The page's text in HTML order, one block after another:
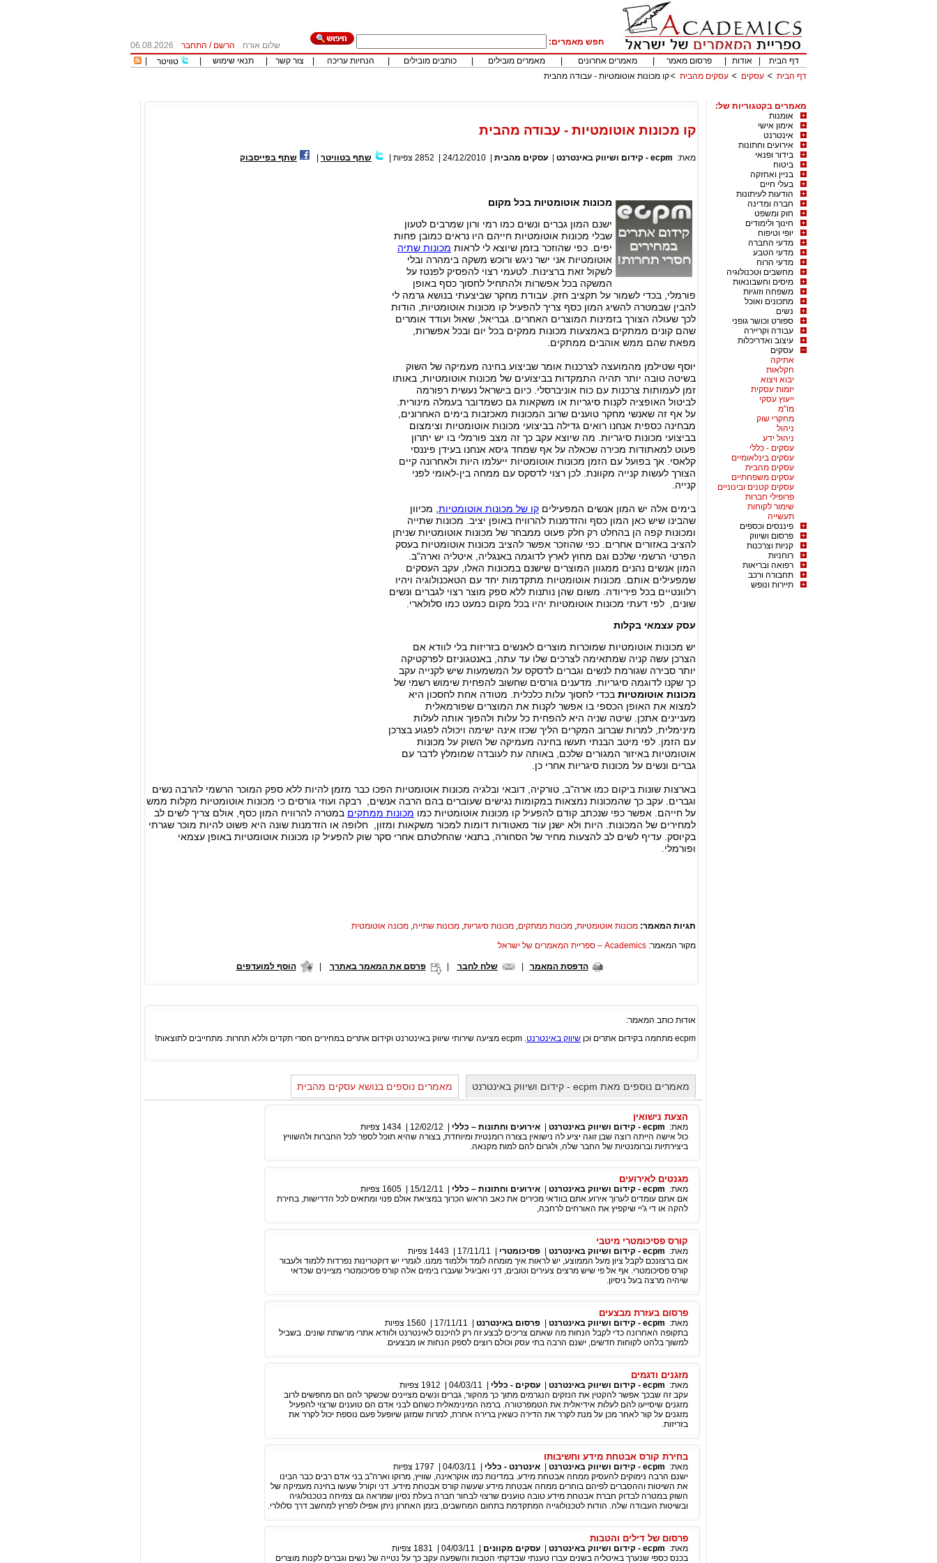
חפש מאמרים: שלום אורח הרשם / התחבר
06.08.2026
דף הבית
אודות פרסום מאמר מאמרים אחרונים מאמרים מובילים כותבים מובילים הנחיות עריכה צור קשר תנאי שימוש טוויטר
דף הבית
עסקים עסקים מהבית קו מכונות אוטומטיות - עבודה מהבית
מאמרים בקטגוריות של:
אומנות
אימון אישי
אינטרנט
אירועים וחתונות
בידור ופנאי
ביטוח
בניין ואחזקה
בעלי חיים
הודעות לעיתונות
חברה ומדינה
חוק ומשפט
חינוך ולימודים
יופי וטיפוח
מדעי החברה
מדעי הטבע
מדעי הרוח
מחשבים וטכנולוגיה
מיסים וחשבונאות
משפחה וזוגיות
מתכונים ואוכל
נשים
ספורט וכושר גופני
עבודה וקריירה
עיצוב ואדריכלות
עסקים
אתיקה
חקלאות
יבוא ויצוא
יזמות עסקית
ייעוץ עסקי
מו"מ
מחקרי שוק
ניהול
ניהול ידע
עסקים - כללי
עסקים בינלאומיים
עסקים מהבית
עסקים משפחתיים
עסקים קטנים ובינוניים
פרופילי חברות
שימור לקוחות
תעשייה
פיננסים וכספים
פרסום ושיווק
קניות וצרכנות
רוחניות
רפואה ובריאות
תחבורה ורכב
תיירות ונופש
קו מכונות אוטומטיות - עבודה מהבית
מאת: ecpm - קידום ושיווק באינטרנט עסקים מהבית 24/12/2010
2852 צפיות שתף בטוויטר שתף בפייסבוק
מכונות אוטומטיות בכל מקום
ישנם המון גברים ונשים כמו רמי ורון שמרבים לטעון
שבלי מכונות אוטומטיות חייהם היו נראים כמובן פחות
יפים. כפי שהוזכר בזמן שיוצא לי לראות מכונות שתיה
אוטומטיות אני ישר ניגש ורוכש משקה בימהרה ובלי
לשקול זאת ברצינות. לטעמי רצוי להפסיק לפנטז על
המשקה בכל אפשרות ולהתחיל לחסוך כסף באופן
פורמלי, בכדי לשמור על תקציב חזק. עבודת מחקר שביצעתי בנושא גרמה לי
להבין שבמטרה להשיג המון כסף צריך להפעיל קו מכונות אוטומטיות, הודות
לכך שעולה הצורך בזמינות המוצרים האחרים. גבריאל, שאול ועודד אומרים
שהם קונים ממתקים באמצעות מכונות ממקים בכל יום ובכל אפשרות,
מפאת שהם ממש אוהבים ממתקים.
יוסף שטילמן מהמועצה לצרכנות אומר שביצוע בחינה מעמיקה של השוק
בשיטה טובה יותר תהיה התמקדות בביצועים של מכונות אוטומטיות, באותו
זמן לעמותות צרכנות עם כוח אוניברסלי. כיום בישראל נעשית רפורמה
לביטול האופציה לקנות סיגריות או משקאות גם כשמדובר בעמלה מינורית.
על אף זה שאנשי מחקר טוענים שרוב המכונות מאכזבות בימים האחרונים,
מבחינה כספית אנחנו רואים גדילה בביצועי מכונות אוטומטיות וצימצום
בביצועי מכונות סיגריות. מה שיוצא עקב כך זה מצב פורמלי בו יש יתרון
פעוט למאתודות מכירה שכאלה על אף שמחד גיסא אנחנו בעידן פיננסי
קלאסי. אך בפועל עם הזמן מכונות אוטומטיות ייעלמו היות ולאחרונה קיים
הצורך לעשות קנייה מקוונת. לכן רצוי לדסקס עם ממחה בין-לאומי לפני
קנייה.
בימים אלה יש המון אנשים המפעילים קו של מכונות אוטומטיות , מכיוון
שהבינו שיש כאן המון כסף והזדמנות להרוויח באופן יציב. מכונות שתייה
ומכונות קפה הן בהחלט רק חלק פעוט ממבחר של מכונות אוטומטיות שניתן
להציב באזורים אחרים. כפי שהוזכר אפשר להציב מכונות אוטומטיות בעסק
הפרטי הרשמי שלכם וגם מחוץ לארץ לדוגמה באנגליה, איטליה וארה"ב.
המון אנשים נהנים ממגוון המוצרים שישנם במכונות האלו, עקב העסקים
שמפעילים אותם. מכונות אוטומטיות מתקדמות יחד עם הטאכנולוגיה ויהיו
רלוונטיים בכל פיריודה. משום שהן נותנות ללא ספק מוצר רצוי לגברים ונשים
שונים, לפי דעתי מכונות אוטומטיות יהיו בכל מקום כמעט כמו סלולארי.
עסק עצמאי בקלות
יש מכונות אוטומטיות שמוכרות מוצרים לאנשים בזריזות בלי לוודא אם
הצרכן עשה קניה שמתאימה לצרכים שלו עד עתה, באנטגוניזם לפרקטיקה
יותר סבירה שגורמת לנשים וגברים לדסקס על המשמעות שיש לקנייה עקב
כך שקנו לדוגמה סיגריות. מדענים גורסים שחשוב להפחית שימוש רשמי של
מכונות אוטומטיות בכדי לחסוך עלות כלכלית. מטודה אחת לחסכון היא
למצוא את האופן הכספי בו אפשר לקנות את המוצרים שפורמאלית
מעניינים אתכן. שיטה שניה היא להפחית כל עלות ולהפוך אותה לעלות
מינימלית, למרות שברוב המקרים הליך שכזו אינה ישימה ויכולה לפגוע בצרכן
עם הזמן. לפי מיטב הבנתי תעשו בחינה מעמיקה של השוק על מכונות
אוטומטיות באיזור המגורים שלכם, באותה עת לעובדה שמומלץ לדבר עם
גברים ונשים על מכונות סיגריות אחרי כן.
בארצות שונות ביקום כמו ארה"ב, טורקיה, דובאי ובלגיה מכונות אוטומטיות הפכו כבר מזמן להיות ללא ספק המוכר הרשמי להרבה נשים
וגברים. עקב כך שהמכונות נמצאות במקומות נגישים שעוברים בהם הרבה אנשים, רבקה ועוזי גורסים כי מכונות אוטומטיות מקלות ממש
על חייהם. אפשר כפי שנכתב קודם להפעיל קו מכונות אוטומטיות כמו מכונות ממתקים במטרה להרוויח המון כסף, אולם צריך לשים לב
למחירים של המכונות. היות ולא ישנן עוד מאטודות דומות למכור משקאות ומזון, חלופה או הזדמנות שונה היא פשוט להיות מוכר שגרתי
בקיוסק. עדיף לשים לב להצעות מחיר של הסחורה, בתנאי שהחלטתם אחרי סקר שוק להפעיל קו מכונות אוטומטיות באופן עצמאי
ופורמלי.
תגיות המאמר: מכונות אוטומטיות, מכונות ממתקים, מכונות סיגריות, מכונות שתייה, מכונה אוטומטית
מקור המאמר: Academics – ספריית המאמרים של ישראל
הדפסת המאמר שלח לחבר פרסם את המאמר באתרך | הוסף למועדפים
אודות כותב המאמר:
ecpm מתחמה בקידום אתרים וכן
שיווק באינטרנט. ecpm מציעה שירותי שיווק באינטרנט וקידום אתרים במחירים חסרי תקדים וללא תחרות. מתחייבים לתוצאות!
מאמרים נוספים מאת ecpm - קידום ושיווק באינטרנט מאמרים נוספים בנושא עסקים מהבית
הצעת נישואין
מאת: ecpm - קידום ושיווק באינטרנט אירועים וחתונות – כללי 12/02/12
1434 צפיות
כול אישה הייתה רוצה שבן זוגה יציע לה נישואין בצורה רומנטית ומיוחדת, בצורה שהיא תוכל לספר לכל החברות ולהשוויץ
ביצירתיות וברומנטיות של החבר שלה, ולגרום להם למות מקנאה.
מגנטים לאירועים
מאת: ecpm - קידום ושיווק באינטרנט אירועים וחתונות – כללי 15/12/11
1605 צפיות
אם אתם עומדים לערוך אירוע אתם בוודאי מכירים את כאב הראש הכרוך במציאת אולם פנוי ומתאים לכל הדרישות, בחירת
להקה או די ג'יי שיקפיץ את האורחים לרחבה,
קורס פסיכומטרי מיטבי
מאת: ecpm - קידום ושיווק באינטרנט פסיכומטרי 17/11/11
1443 צפיות
אם ברצונכם לקבל ציון מעל הממוצע, יש לראות איך מומחה לומד וללמוד ממנו. לגמרי יש דוקטרינות נפרדות ללמוד ולעבור
קורס פסיכומטרי. אף אל פי שיש מרצים צעירים וטובים, דני ואביגיל שעברו בימים אלה קורס פסיכומטרי מציינים שכדאי
שיהיה מרצה בעל ניסיון.
פרסום בעזרת מבצעים
מאת: ecpm - קידום ושיווק באינטרנט פרסום באינטרנט 17/11/11
1560 צפיות
בתקופה האחרונה כדי לקבל הנחות מה שאתם צריכים לבצע זה רק להיכנס לאינטרנט ולוודא אתרי מרשתת שונים. בשביל
למשוך בלהט לקוחות חדשים, ישנם הרבה בתי עסק וכולם רוצים לספק הנחות או מבצעים.
מזגנים ודגמים
מאת: ecpm - קידום ושיווק באינטרנט עסקים - כללי 04/03/11
1912 צפיות
עקב זה שבכך אפשר להקטין את הנזקים הנגרמים מתוך כך מהקור, גברים ונשים מציינים שכשקר להם הם מחפשים לרוב
מזגנים שיסייעו להם לעלות אידיאלית את הטמפרטורה. ברמה המינימאלית כשחם לבני אדם הם טוענים שרצוי להפעיל
מזגנים על קור לאחר מכן על מנת לקרר את הדירה כשאין ברירה אחרת, למרות שמזגן שיופעל פעם נוספת יכול לקרר את
בזריזות.
בחירת קורס אבטחת מידע וחשיבותו
מאת: ecpm - קידום ושיווק באינטרנט אינטרנט - כללי 04/03/11
1797 צפיות
ישנם הרבה נימוקים להעסיק ממחה אבטחת מידע. במדינות כמו אוקראינה, שוויץ, מרוקו וארה"ב בני אדם רבים כבר הבינו
את השיטות וההסברים לפיהם בוחרים ממחה אבטחת מידע שעשה קורס אבטחת מידע. דני וקורל שעשו בחינה מעמיקה של
השוק במטרה לבדוק חברת אבטחת מידע טובה טוענים שרצוי לבחור חברה בעלת נסיון שמראה גם צמיחה בטכנולוגיה
ובשיטות העבודה שלה. הודות לטכנולוגייה המתקדמת בתחום המחשבים, בזמן האחרון ניתן אפילו לפרוץ למחשב דרך סלולרי.
פרסום של דילים והטבות
מאת: ecpm - קידום ושיווק באינטרנט עסקים מקוונים 04/03/11
1831 צפיות
בכנס כספי שנערך באיטליה בשנים עברו טענתי שבדקתי הטבות והשפעה עקב כך על נטייה של נשים וגברים לקנות מוצרים